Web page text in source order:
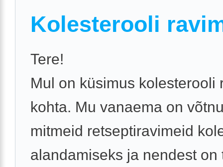
Kolesterooli
Tere!
Mul on küsimus kolesterooli
kohta. Mu vanaema on
mitmeid retseptiravimeid
alandamiseks ja nendest on